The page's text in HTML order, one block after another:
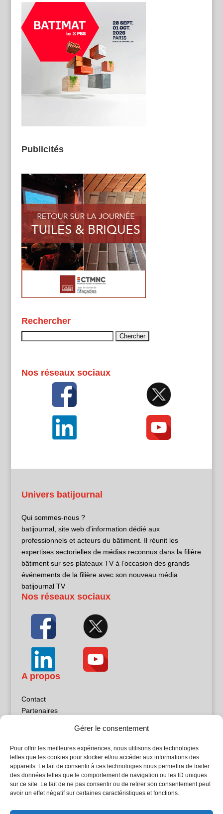
Gérer le consentement
Pour offrir les meilleures expériences, nous utilisons des technologies
telles que les cookies pour stocker et/ou accéder aux informations des
appareils. Le fait de consentir à ces technologies nous permettra de traiter
des données telles que le comportement de navigation ou les ID uniques
sur ce site. Le fait de ne pas consentir ou de retirer son consentement peut
avoir un effet négatif sur certaines caractéristiques et fonctions.
Publicités
Rechercher
Nos réseaux sociaux
Univers batijournal
Qui sommes-nous ?
batijournal, site web d’information dédié aux
professionnels et acteurs du bâtiment. Il réunit les
expertises sectorielles de médias reconnus dans la filière
bâtiment sur ses plateaux TV à l’occasion des grands
événements de la filière avec son nouveau média
batijournal TV
Nos réseaux sociaux
A propos
Contact
Partenaires
Politique de confidentialité
Sites partenaires
5Façades
Atrium Patrimoine